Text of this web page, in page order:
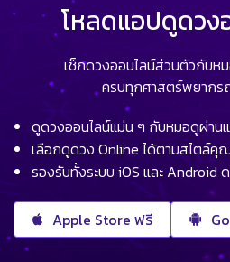
โหลดแอปดูดวง
เช็กดวงออนไลน์ส่วนตัวกับห
ครบทุกศาสตร์พยากร
ดูดวงออนไลน์แม่น ๆ กับหมอดูผ่าน
เลือกดูดวง Online ได้ตามสไตล์คุ
รองรับทั้งระบบ iOS และ Android
Apple Store ฟรี